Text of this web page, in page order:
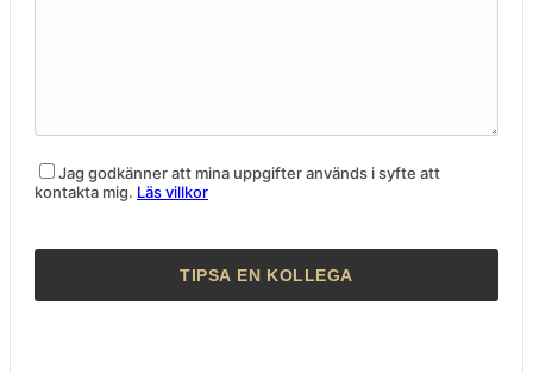
Jag godkänner att mina uppgifter används i syfte att
kontakta mig. Läs villkor